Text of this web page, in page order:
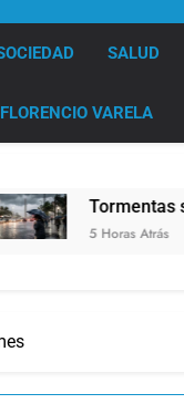
SALUD
FLORENCIO VARELA
severas y
Horas Atrás